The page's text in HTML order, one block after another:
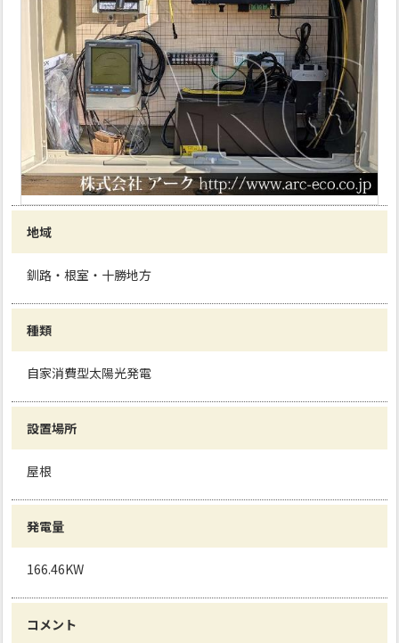
地域
釧路・根室・十勝地方
種類
自家消費型太陽光発電
設置場所
屋根
発電量
166.46KW
コメント